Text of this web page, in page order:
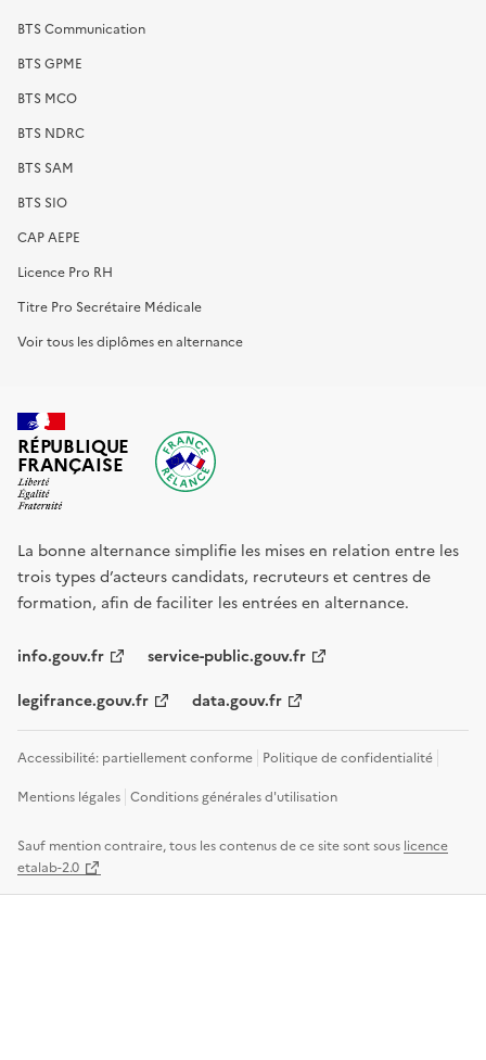
BTS Communication
BTS GPME
BTS MCO
BTS NDRC
BTS SAM
BTS SIO
CAP AEPE
Licence Pro RH
Titre Pro Secrétaire Médicale
Voir tous les diplômes en alternance
RÉPUBLIQUE
FRANÇAISE
La bonne alternance simplifie les mises en relation entre les
trois types d’acteurs candidats, recruteurs et centres de
formation, afin de faciliter les entrées en alternance.
info.gouv.fr service-public.gouv.fr
legifrance.gouv.fr data.gouv.fr
Accessibilité: partiellement conforme Politique de confidentialité
Mentions légales Conditions générales d'utilisation
Sauf mention contraire, tous les contenus de ce site sont sous licence
etalab-2.0